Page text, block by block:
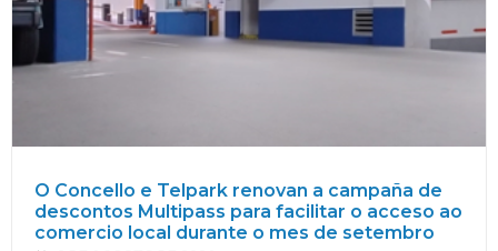
O Concello e Telpark renovan a campaña de
descontos Multipass para facilitar o acceso ao
comercio local durante o mes de setembro